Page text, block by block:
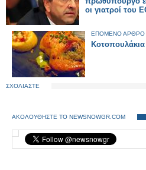
οι γιατροί του
ΕΠΟΜΕΝΟ ΑΡΘΡΟ
Κοτοπουλάκια
ΣΧΟΛΙΑΣΤΕ
ΑΚΟΛΟΥΘΗΣΤΕ ΤΟ NEWSNOWGR.COM